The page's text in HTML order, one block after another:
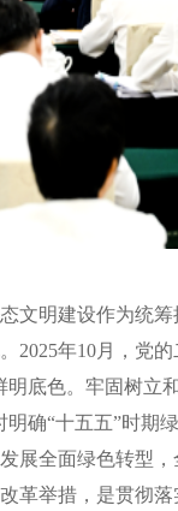
文明建设作为统筹
2025年10月，党
底色。牢固树立
明确“十五五”时期
展全面绿色转型，
革举措 ，是贯彻